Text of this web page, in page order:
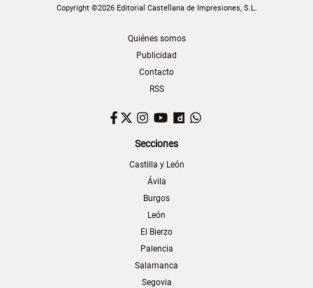
Copyright ©2026 Editorial Castellana de Impresiones, S.L.
Quiénes somos
Publicidad
Contacto
RSS
Facebook
TwitterInstagram
YouTubeDailymotion
Secciones
Castilla y León
Ávila
Burgos
León
El Bierzo
Palencia
Salamanca
Segovia